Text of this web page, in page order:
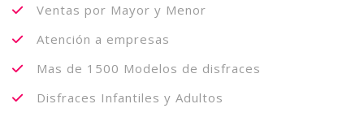
Ventas por Mayor y Menor
Atención a empresas
Mas de 1500 Modelos de disfraces
Disfraces Infantiles y Adultos